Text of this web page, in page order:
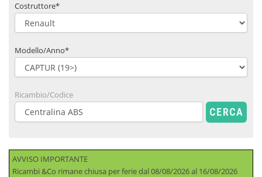
Costruttore*
Modello/Anno*
Ricambio/Codice
CERCA
AVVISO IMPORTANTE
Ricambi &Co rimane chiusa per ferie dal 08/08/2026 al 16/08/2026